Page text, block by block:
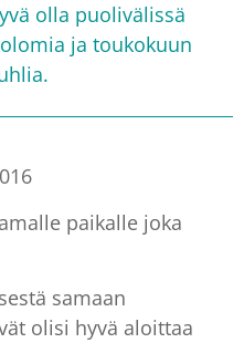
olla puolivälissä
ja toukokuun
paikalle joka
samaan
olisi hyvä aloittaa